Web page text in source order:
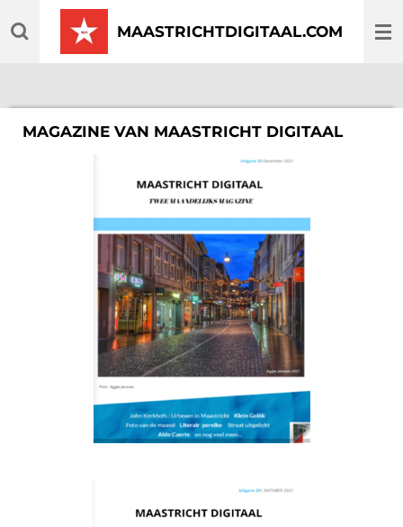
direct
MAASTRICHTDIGITAAL.COM
MAGAZINE VAN MAASTRICHT DIGITAAL